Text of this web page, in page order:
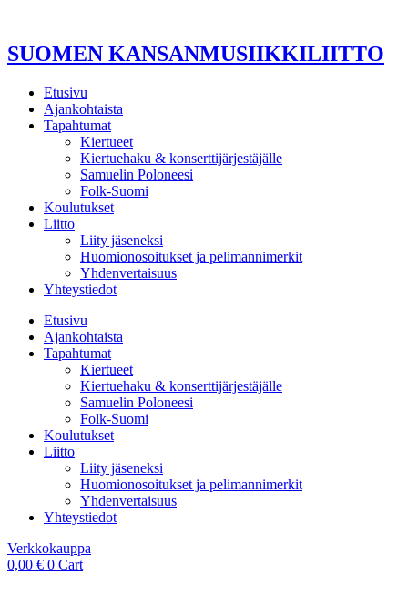
SUOMEN KANSANMUSIIKKILIITTO
Etusivu
Ajankohtaista
Tapahtumat
Kiertueet
Kiertuehaku & konserttijärjestäjälle
Samuelin Poloneesi
Folk-Suomi
Koulutukset
Liitto
Liity jäseneksi
Huomionosoitukset ja pelimannimerkit
Yhdenvertaisuus
Yhteystiedot
Etusivu
Ajankohtaista
Tapahtumat
Kiertueet
Kiertuehaku & konserttijärjestäjälle
Samuelin Poloneesi
Folk-Suomi
Koulutukset
Liitto
Liity jäseneksi
Huomionosoitukset ja pelimannimerkit
Yhdenvertaisuus
Yhteystiedot
Verkkokauppa
0,00 € 0 Cart